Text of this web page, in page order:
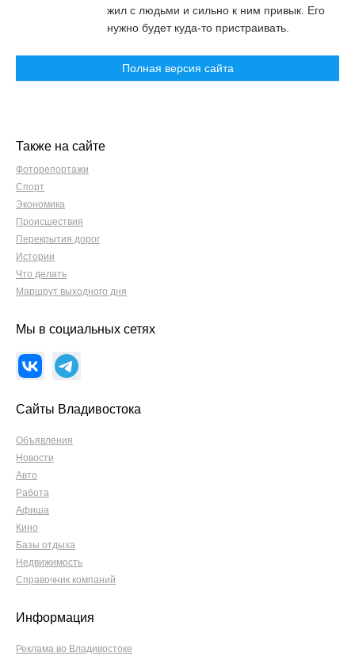
жил с людьми и сильно к ним привык. Его
нужно будет куда-то пристраивать.
Полная версия сайта
Также на сайте
Фоторепортажи
Спорт
Экономика
Происшествия
Перекрытия дорог
Истории
Что делать
Маршрут выходного дня
Мы в социальных сетях
Сайты Владивостока
Объявления
Новости
Авто
Работа
Афиша
Кино
Базы отдыха
Недвижимость
Справочник компаний
Информация
Реклама во Владивостоке